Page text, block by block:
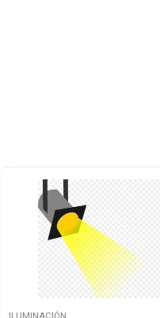
ILUMINACIÓN